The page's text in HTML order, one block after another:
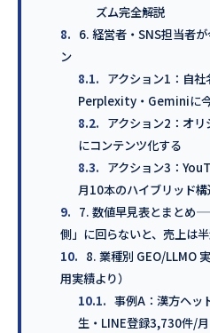
ズム完全解説
8. 6. 経営者・SNS担当者
ン
8.1. アクション1：自
Perplexity・Geminiに
8.2. アクション2：オ
にコンテンツ化する
8.3. アクション3：
月10本のハイブリッド
9. 7. 数値早見表とまとめ
側」に回らないと、売上は
10. 8. 業種別 GEO/LLMO
用実績より）
10.1. 事例A：漢方ヘッ
生・LINE登録3,730件/月